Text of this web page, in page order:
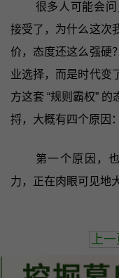
很多人可能会
接受了，为什么这次
价，态度还这么强硬
业选择，而是时代变
方这套 “规则霸权”
捋，大概有四个原因：
第一个原因，
力，正在肉眼可见地
上一